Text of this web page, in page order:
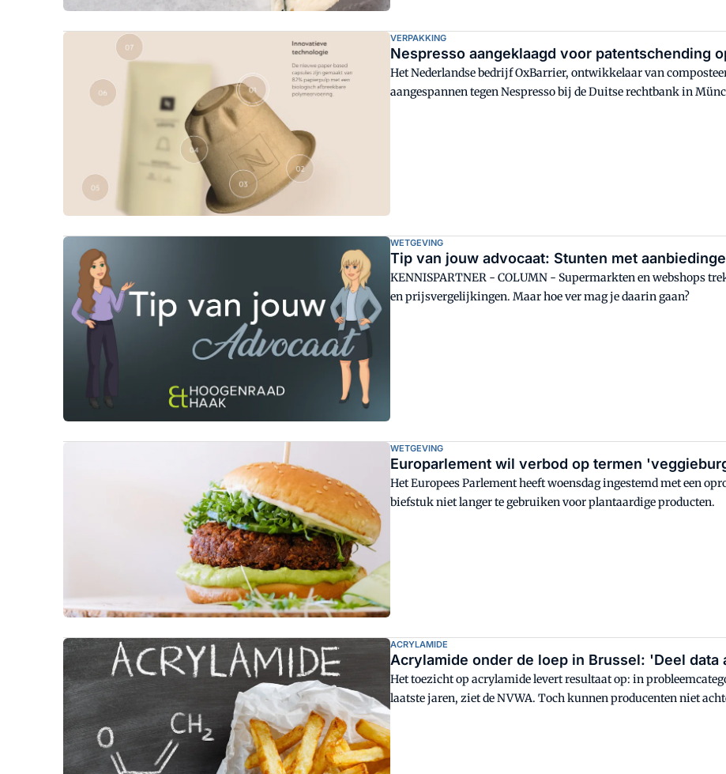
VERPAKKING
Nespresso aangeklaagd voor patentschending
Het Nederlandse bedrijf OxBarrier, ontwikkelaar van
aangespannen tegen Nespresso bij de Duitse rechtbank in
WETGEVING
Tip van jouw advocaat: Stunten met
KENNISPARTNER - COLUMN - Supermarkten en webshops
en prijsvergelijkingen. Maar hoe ver mag je daarin gaan?
WETGEVING
Europarlement wil verbod op termen
Het Europees Parlement heeft woensdag ingestemd met een
biefstuk niet langer te gebruiken voor plantaardige producten.
ACRYLAMIDE
Acrylamide onder de loep in Brussel: 'Deel
Het toezicht op acrylamide levert resultaat op: in
laatste jaren, ziet de NVWA. Toch kunnen producenten niet